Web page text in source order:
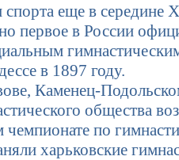
еще в середине
первое в России
в 1897 году.
Каменец-
общества
по
харьковские